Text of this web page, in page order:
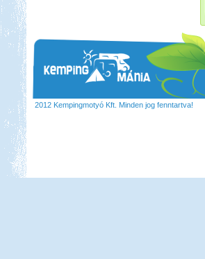
2012 Kempingmotyó Kft. Minden jog fenntartva!